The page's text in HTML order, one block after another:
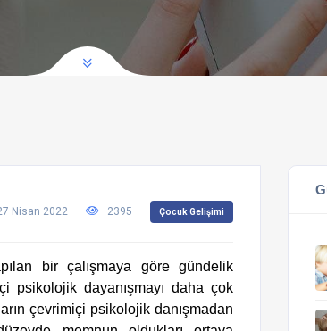
Nisan 2022 2395 Çocuk Gelişimi
bir çalışmaya göre gündelik
psikolojik dayanışmayı daha çok
çevrimiçi psikolojik danışmadan